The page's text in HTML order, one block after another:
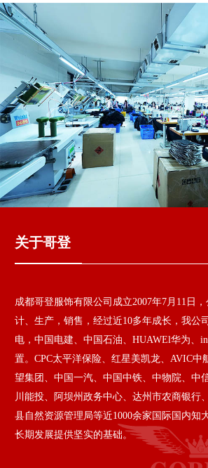
关于哥登
成都哥登服饰有限公司成立2007年7月11日
计、生产，销售，经过近10多年成长，我公
电，中国电建、中国石油、HUAWEl华为、
置。CPC太平洋保险、红星美凯龙、AVIC中
望集团、中国一汽、中国中铁、中物院、中
川能投、阿坝州政务中心、达州市农商银行
县自然资源管理局等近1000余家国际国内知
长期发展提供坚实的基础。